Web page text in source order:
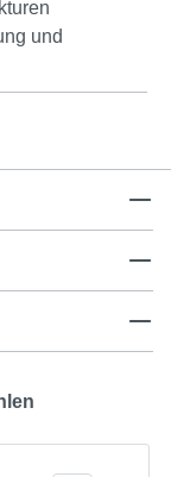
und